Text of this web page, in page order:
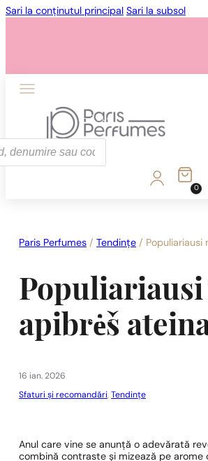
Sari la conținutul principal Sari la subsol
1 - 3 buc.
1 - 3 buc.
0
Paris Perfumes / Tendințe / Populiariausi
Populiariausi
apibrėš
16 ian. 2026
Sfaturi și recomandări, Tendințe
Anul care vine se anunță o adevărată
combină contraste și mizează pe